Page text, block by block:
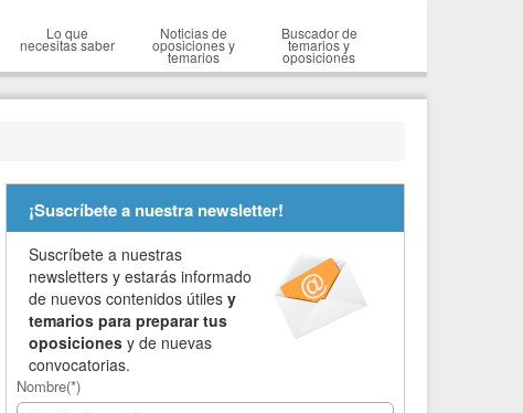
Lo que
necesitas saber
Noticias de
oposiciones y
temarios
Buscador de
temarios y
oposiciones
¡Suscríbete a nuestra newsletter!
Suscríbete a nuestras
newsletters y estarás informado
de nuevos contenidos útilesy
temarios para preparar tus
oposiciones y de nuevas
convocatorias.
Nombre(*)